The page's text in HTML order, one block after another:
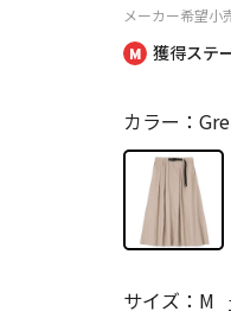
獲得ステ
メーカー希望小
カラー：
サイズ：M